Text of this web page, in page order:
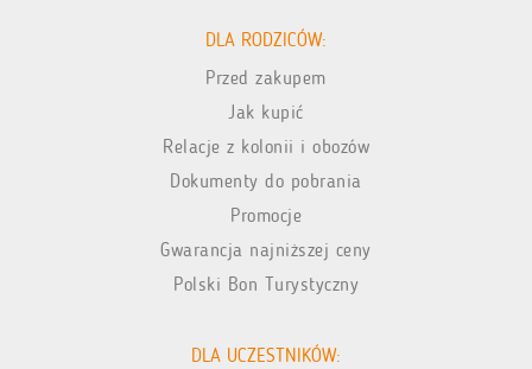
DLA RODZICÓW:
Przed zakupem
Jak kupić
Relacje z kolonii i obozów
Dokumenty do pobrania
Promocje
Gwarancja najniższej ceny
Polski Bon Turystyczny
DLA UCZESTNIKÓW: